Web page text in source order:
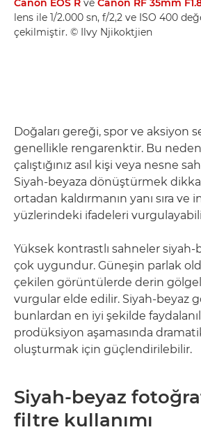
lens ile 1/2.000 sn, f/2,2 ve ISO 400
çekilmiştir. © Ilvy Njikoktjien
Doğaları gereği, spor ve aksiyon
genellikle rengarenktir. Bu
çalıştığınız asıl kişi veya nesne
Siyah-beyaza dönüştürmek dikkat
ortadan kaldırmanın yanı sıra ve
yüzlerindeki ifadeleri
Yüksek kontrastlı sahneler siyah-
çok uygundur. Güneşin parlak
çekilen görüntülerde derin
vurgular elde edilir. Siyah-beyaz
bunlardan en iyi şekilde
prodüksiyon aşamasında
oluşturmak için güçlendirilebilir.
Siyah-beyaz
filtre kullanımı